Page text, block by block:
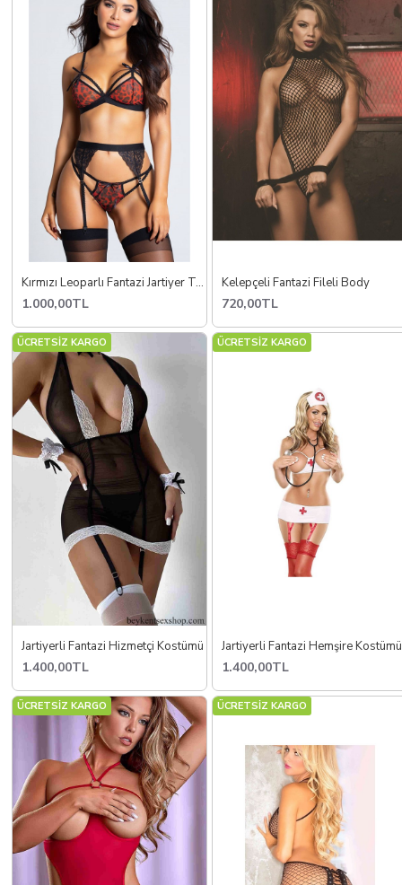
Kırmızı Leoparlı Fantazi Jartiyer Takım
1.000,00TL
Kelepçeli Fantazi Fileli Body
720,00TL
ÜCRETSİZ KARGO
Jartiyerli Fantazi Hizmetçi Kostümü
1.400,00TL
ÜCRETSİZ KARGO
Jartiyerli Fantazi Hemşire Kostümü
1.400,00TL
ÜCRETSİZ KARGO ÜCRETSİZ KARGO